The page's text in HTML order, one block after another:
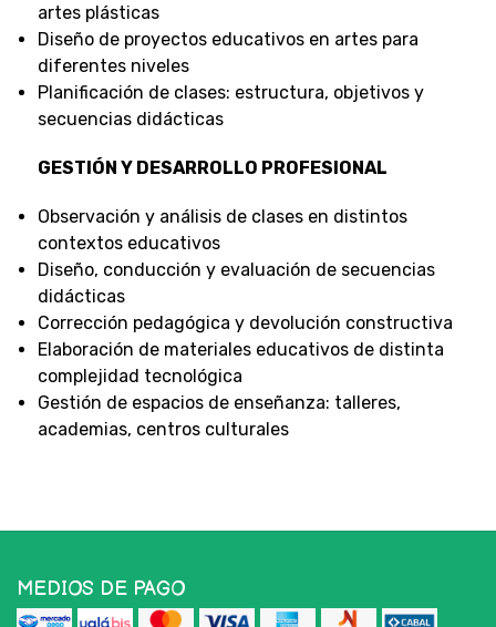
artes plásticas
Diseño de proyectos educativos en artes para
diferentes niveles
Planificación de clases: estructura, objetivos y
secuencias didácticas
GESTIÓN Y DESARROLLO PROFESIONAL
Observación y análisis de clases en distintos
contextos educativos
Diseño, conducción y evaluación de secuencias
didácticas
Corrección pedagógica y devolución constructiva
Elaboración de materiales educativos de distinta
complejidad tecnológica
Gestión de espacios de enseñanza: talleres,
academias, centros culturales
MEDIOS DE PAGO